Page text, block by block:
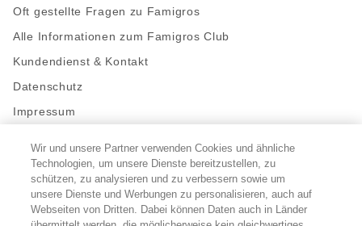
Oft gestellte Fragen zu Famigros
Alle Informationen zum Famigros Club
Kundendienst & Kontakt
Datenschutz
Impressum
Bleibe mit uns in Kontakt
Facebook
https://twitter.com/migros
https://www.youtube.com/user/
PinterestInstagram
Wir und unsere Partner verwenden Cookies und ähnliche
Technologien, um unsere Dienste bereitzustellen, zu
schützen, zu analysieren und zu verbessern sowie um
unsere Dienste und Werbungen zu personalisieren, auch auf
Webseiten von Dritten. Dabei können Daten auch in Länder